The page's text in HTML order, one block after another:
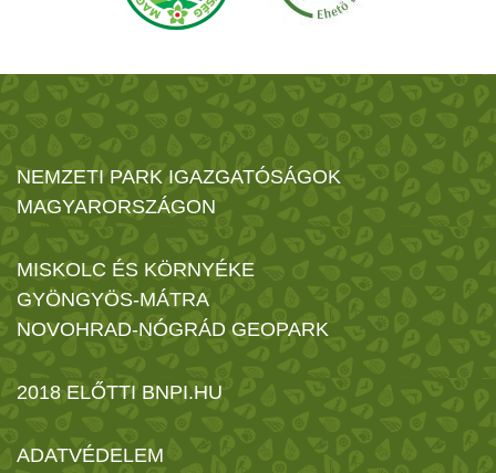
NEMZETI PARK IGAZGATÓSÁGOK
MAGYARORSZÁGON
MISKOLC ÉS KÖRNYÉKE
GYÖNGYÖS-MÁTRA
NOVOHRAD-NÓGRÁD GEOPARK
2018 ELŐTTI BNPI.HU
ADATVÉDELEM